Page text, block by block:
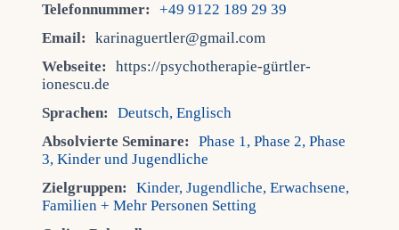
Telefonnummer:
+49 9122 189 29 39
Email:
karinaguertler@gmail.com
Webseite:
https://psychotherapie-gürtler-
ionescu.de
Sprachen:
Deutsch, Englisch
Absolvierte Seminare:
Phase 1, Phase 2, Phase
3, Kinder und Jugendliche
Zielgruppen:
Kinder, Jugendliche, Erwachsene,
Familien + Mehr Personen Setting